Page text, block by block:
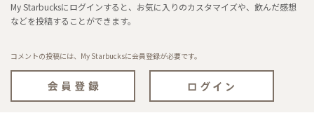
My Starbucksにログインすると、お気に入りのカスタマイズや、飲んだ感想
などを投稿することができます。
コメントの投稿には、My Starbucksに会員登録が必要です。